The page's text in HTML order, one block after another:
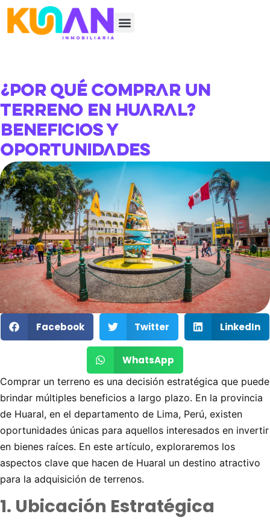
¿Por qué comprar un
terreno en Huaral?
Beneficios y
oportunidades
Facebook Twitter LinkedIn
WhatsApp
Comprar un terreno es una decisión estratégica que puede
brindar múltiples beneficios a largo plazo. En la provincia
de Huaral, en el departamento de Lima, Perú, existen
oportunidades únicas para aquellos interesados en invertir
en bienes raíces. En este artículo, exploraremos los
aspectos clave que hacen de Huaral un destino atractivo
para la adquisición de terrenos.
1. Ubicación Estratégica